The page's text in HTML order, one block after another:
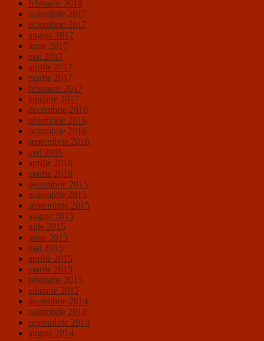
februarie 2018
noiembrie 2017
octombrie 2017
august 2017
iunie 2017
mai 2017
aprilie 2017
martie 2017
februarie 2017
ianuarie 2017
decembrie 2016
noiembrie 2016
octombrie 2016
septembrie 2016
mai 2016
aprilie 2016
martie 2016
decembrie 2015
noiembrie 2015
septembrie 2015
august 2015
iulie 2015
iunie 2015
mai 2015
aprilie 2015
martie 2015
februarie 2015
ianuarie 2015
decembrie 2014
noiembrie 2014
septembrie 2014
august 2014